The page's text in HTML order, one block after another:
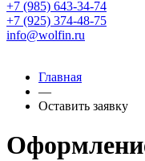
+7 (985) 643-34-74
+7 (925) 374-48-75
info@wolfin.ru
Главная
—
Оставить заявку